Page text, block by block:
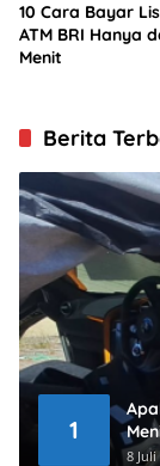
10 Cara Bayar
ATM BRI Hanya
Menit
Berita
1
8 Juli